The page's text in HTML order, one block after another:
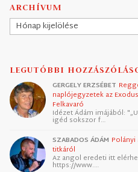
ARCHÍVUM
Archívum
LEGUTÓBBI
GERGELY ERZSÉBET
naplójegyzetek az
Felkavaró
Idézet Ádám imájából:
igéd sokszor f…
SZABADOS ÁDÁM
titkáról
Az angol eredeti itt
https://www.…